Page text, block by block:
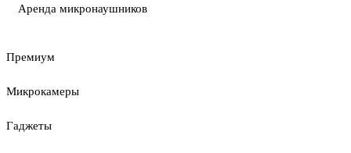
Аренда микронаушников
Премиум
Микрокамеры
Гаджеты